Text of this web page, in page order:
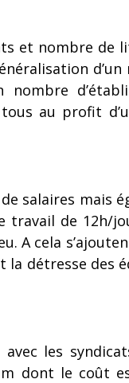
et nombre de
d’un
au profit
salaires mais
travail de 12h/
A cela
détresse des
les
dont le coût